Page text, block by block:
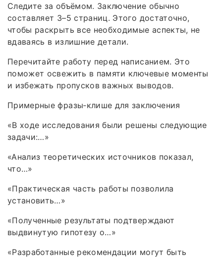
Следите за объёмом. Заключение обычно
составляет 3–5 страниц. Этого достаточно,
чтобы раскрыть все необходимые аспекты, не
вдаваясь в излишние детали.
Перечитайте работу перед написанием. Это
поможет освежить в памяти ключевые моменты
и избежать пропусков важных выводов.
Примерные фразы‑клише для заключения
«В ходе исследования были решены следующие
задачи:…»
«Анализ теоретических источников показал,
что…»
«Практическая часть работы позволила
установить…»
«Полученные результаты подтверждают
выдвинутую гипотезу о…»
«Разработанные рекомендации могут быть